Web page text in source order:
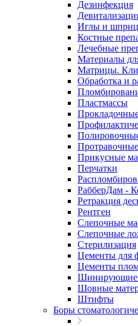
Дезинфекция
Иглы и
Костные
Лечебные
Материалы
Матрицы.
Обработка и
Пластмассы
Прикусные
Перчатки
РабберДам -
Ретракция
Рентген
Слепочные
Слепочные
Стерилизация
Цементы для
Цементы
Шинирующие
Шовные
Штифты
Боры